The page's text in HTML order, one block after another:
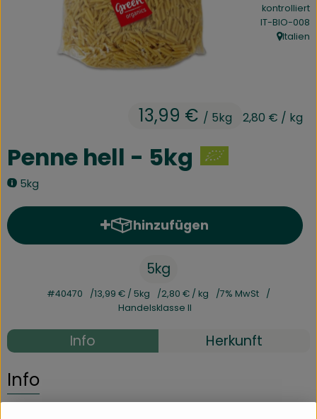
Kühltheke
Speisekammer
Biokiste
Biomarkt Waldkirch
Penne hell - 5kg
5kg
13,99 € / 5kg 2,80 € / kg
kontrolliert
,IT-BIO-008
,Italien
hinzufügen
Produkt zum Warenkorb
5kg
#40470 13,99 € / 5kg 2,80 € / kg
7% MwSt
Handelsklasse II
Info Herkunft
Info